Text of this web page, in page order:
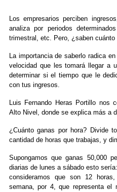
Los empresarios perciben
analiza por periodos
trimestral, etc. Pero, ¿saben cuánto
La importancia de saberlo radica
velocidad que les tomará llegar a
determinar si el tiempo que le
con tus ingresos.
Luis Fernando Heras Portillo nos
Alto Nivel, donde se explica más a
¿Cuánto ganas por hora? Divide
cantidad de horas que trabajas, y
Supongamos que ganas 50,000
diarias de lunes a sábado esto
consideramos que son 12
semana, por 4, que representa el